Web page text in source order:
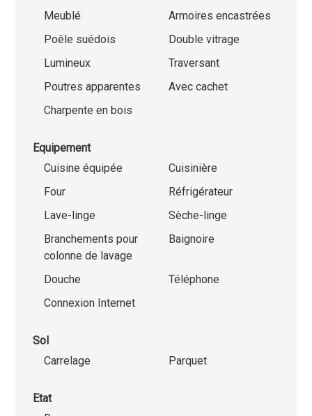
Meublé
Armoires encastrées
Poêle suédois
Double vitrage
Lumineux
Traversant
Poutres apparentes
Avec cachet
Charpente en bois
Equipement
Cuisine équipée
Cuisinière
Four
Réfrigérateur
Lave-linge
Sèche-linge
Branchements pour
colonne de lavage
Baignoire
Douche
Téléphone
Connexion Internet
Sol
Carrelage
Parquet
Etat